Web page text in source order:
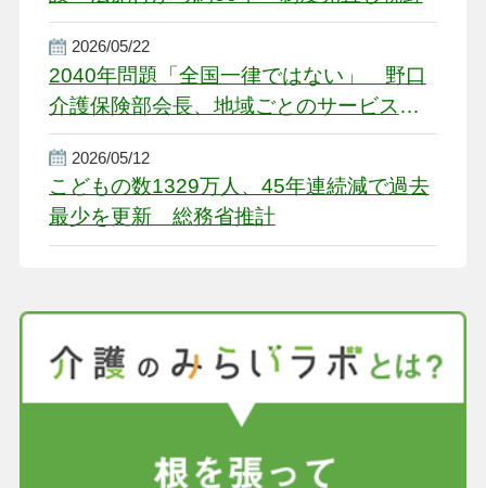
2026/05/22
2040年問題「全国一律ではない」 野口
介護保険部会長、地域ごとのサービス基
盤整備を促す
2026/05/12
こどもの数1329万人、45年連続減で過去
最少を更新 総務省推計